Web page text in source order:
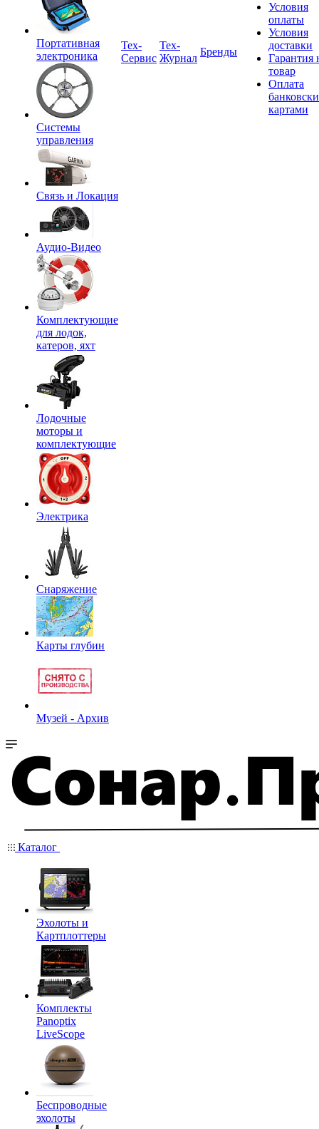
Портативная
электроника
Системы
управления
Связь и Локация
Аудио-Видео
Комплектующие
для лодок,
катеров, яхт
Лодочные
моторы и
комплектующие
Электрика
Снаряжение
Карты глубин
Музей - Архив
Tex-
Сервис
Тех-
Журнал
Бренды
Условия
оплаты
Условия
доставки
Гарантия
товар
Оплата
картами
Каталог
Эхолоты и
Картплоттеры
Комплекты
Panoptix
LiveScope
Беспроводные
эхолоты